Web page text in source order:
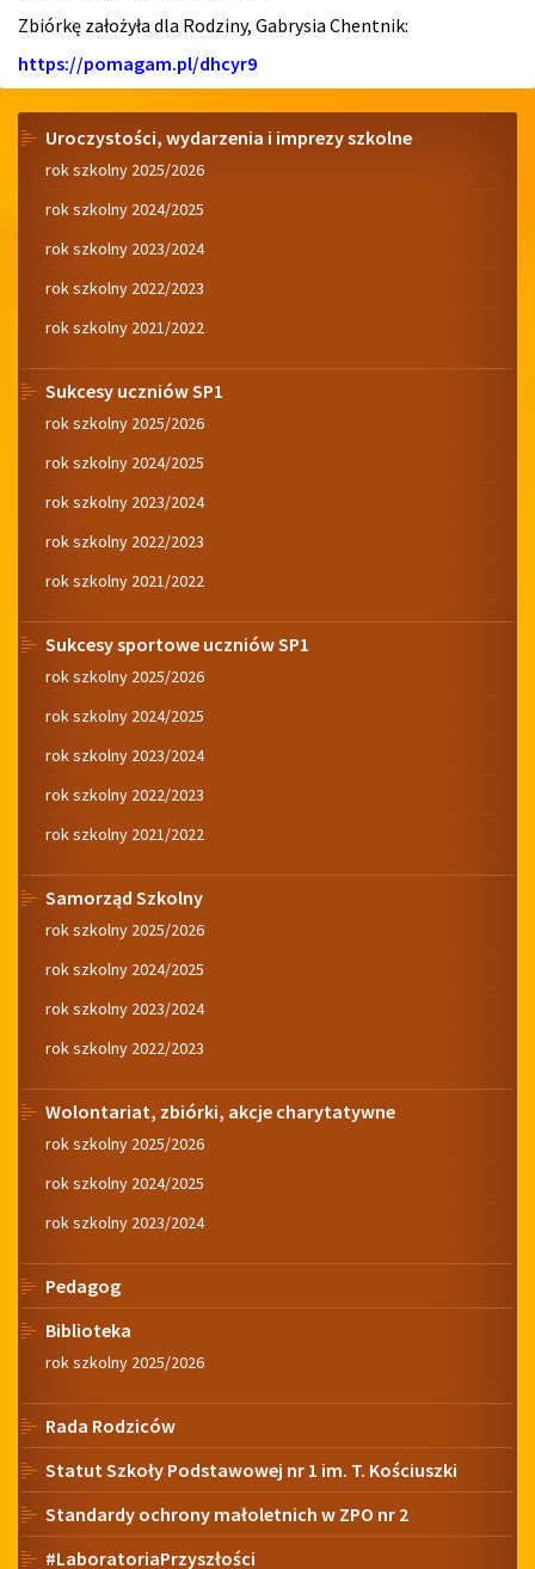
Zbiórkę założyła dla Rodziny, Gabrysia Chentnik:
https://pomagam.pl/dhcyr9
Menu
Uroczystości, wydarzenia i imprezy szkolne
rok szkolny 2025/2026
rok szkolny 2024/2025
rok szkolny 2023/2024
rok szkolny 2022/2023
rok szkolny 2021/2022
Sukcesy uczniów SP1
rok szkolny 2025/2026
rok szkolny 2024/2025
rok szkolny 2023/2024
rok szkolny 2022/2023
rok szkolny 2021/2022
Sukcesy sportowe uczniów SP1
rok szkolny 2025/2026
rok szkolny 2024/2025
rok szkolny 2023/2024
rok szkolny 2022/2023
rok szkolny 2021/2022
Samorząd Szkolny
rok szkolny 2025/2026
rok szkolny 2024/2025
rok szkolny 2023/2024
rok szkolny 2022/2023
Wolontariat, zbiórki, akcje charytatywne
rok szkolny 2025/2026
rok szkolny 2024/2025
rok szkolny 2023/2024
Pedagog
Biblioteka
rok szkolny 2025/2026
Rada Rodziców
Statut Szkoły Podstawowej nr 1 im. T. Kościuszki
Standardy ochrony małoletnich w ZPO nr 2
#LaboratoriaPrzyszłości